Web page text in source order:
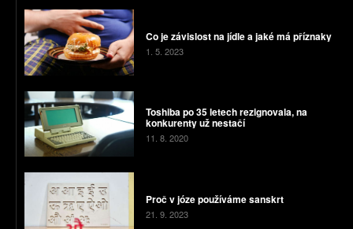
Co je závislost na jídle a jaké má příznaky
1. 5. 2023
Toshiba po 35 letech rezignovala, na
konkurenty už nestačí
11. 8. 2020
Proč v józe používáme sanskrt
21. 9. 2023